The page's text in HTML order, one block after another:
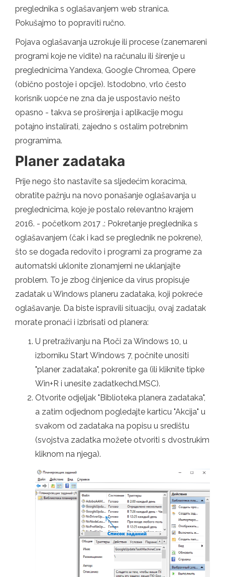
preglednika s oglašavanjem web stranica.
Pokušajmo to popraviti ručno.
Pojava oglašavanja uzrokuje ili procese (zanemareni
programi koje ne vidite) na računalu ili širenje u
preglednicima Yandexa, Google Chromea, Opere
(obično postoje i opcije). Istodobno, vrlo često
korisnik uopće ne zna da je uspostavio nešto
opasno - takva se proširenja i aplikacije mogu
potajno instalirati, zajedno s ostalim potrebnim
programima.
Planer zadataka
Prije nego što nastavite sa sljedećim koracima,
obratite pažnju na novo ponašanje oglašavanja u
preglednicima, koje je postalo relevantno krajem
2016. - početkom 2017 .: Pokretanje preglednika s
oglašavanjem (čak i kad se preglednik ne pokrene),
što se događa redovito i programi za programe za
automatski uklonite zlonamjerni ne uklanjajte
problem. To je zbog činjenice da virus propisuje
zadatak u Windows planeru zadataka, koji pokreće
oglašavanje. Da biste ispravili situaciju, ovaj zadatak
morate pronaći i izbrisati od planera:
U pretraživanju na Ploči za Windows 10, u
izborniku Start Windows 7, počnite unositi
"planer zadataka", pokrenite ga (ili kliknite tipke
Win+R i unesite zadatkechd.MSC).
Otvorite odjeljak "Biblioteka planera zadataka",
a zatim odjednom pogledajte karticu "Akcija" u
svakom od zadataka na popisu u središtu
(svojstva zadatka možete otvoriti s dvostrukim
kliknom na njega).